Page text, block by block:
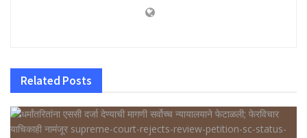
Related Posts